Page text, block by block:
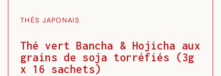
une
fenêtre
modale
THÉS JAPONAIS
Thé vert Bancha & Hojicha aux
grains de soja torréfiés (3g
x 16 sachets)